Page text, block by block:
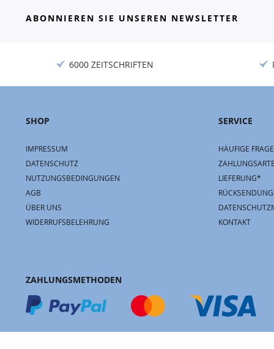
ABONNIEREN SIE UNSEREN NEWSLETTER
6000 ZEITSCHRIFTEN
SHOP
IMPRESSUM
DATENSCHUTZ
NUTZUNGSBEDINGUNGEN
AGB
ÜBER UNS
WIDERRUFSBELEHRUNG
SERVICE
HÄUFIGE
LIEFERUNG*
KONTAKT
ZAHLUNGSMETHODEN